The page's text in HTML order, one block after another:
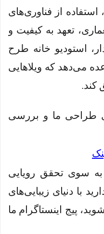
از فناوری‌های
تعهد به کیفیت و
استودیو خانه طرح
می‌دهد که ویلاهایی
کند.
طراحی ما و بررسی
به سوی تحقق رویایی
با دنیای زیبایی‌های
پیج اینستاگرام ما